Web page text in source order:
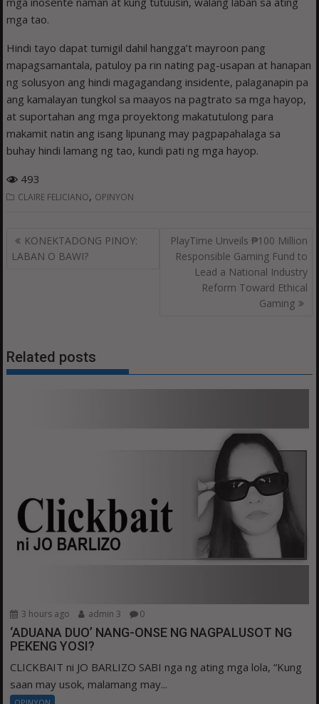
mga tao.
Hindi tayo dapat tumigil dahil hangga’t mayroon pang
mapagsamantala, patuloy pa rin nating pag-usapan at hanapan
ng solusyon ang hindi magagandang insidente, palaganapin pa
ang kamalayan tungkol sa maayos na pagtrato sa mga hayop,
at suportahan ang mga proyektong makatutulong para
makamit natin ang isang lipunang may pagpapahalaga sa
buhay hindi lamang ng tao, kundi pati ng mga hayop.
493
CLAIRE FELICIANO, OPINYON
Post
navigation
KONEKTADONG PINOY:
LABAN O BAWI?
PlayTime Unveils ₱100 Million
Responsible Gaming Fund to
Lead a National Industry
Reform Toward Ethical
Gaming
Related posts
3 hours ago admin 3 0
‘ADUANA DUO’ NANG-ONSE NG NAGPALUSOT NG
PEKENG YOSI?
CLICKBAIT ni JO BARLIZO SABI nga ng ating mga lola, “Kung
saan may usok, malamang may...